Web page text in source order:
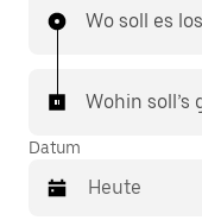
Wo soll es
Wohin soll’s
Datum